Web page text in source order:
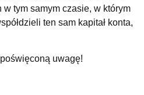
tym samym czasie, w którym
ten sam kapitał konta,
uwagę!